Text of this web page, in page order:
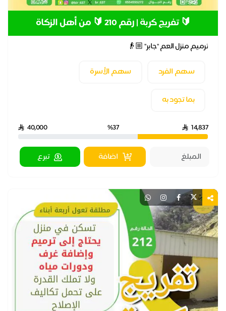
🔰 تفريج كربة | رقم 210 🔰 من أهل الزكاة
ترميم منزل العم "جابر" 👴🏼
سهم الفرد
سهم الأسرة
بما تجود به
14,837
40,000
اضافة تبرع